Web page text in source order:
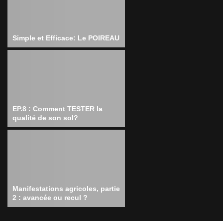
Simple et Efficace: Le POIREAU
EP.8 : Comment TESTER la
qualité de son sol?
Manifestations agricoles, partie
2 : avancée ou recul ?